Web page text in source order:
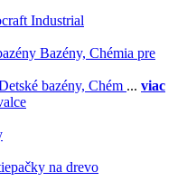
Industrial
Bazény, Chémia pre
bazény, Chém ... viac
na drevo